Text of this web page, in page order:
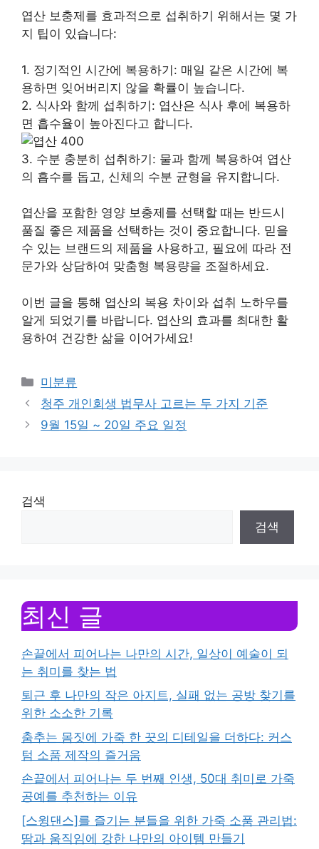
엽산 보충제를 효과적으로 섭취하기 위해서는 몇 가
지 팁이 있습니다:
1. 정기적인 시간에 복용하기: 매일 같은 시간에 복
용하면 잊어버리지 않을 확률이 높습니다.
2. 식사와 함께 섭취하기: 엽산은 식사 후에 복용하
면 흡수율이 높아진다고 합니다.
3. 수분 충분히 섭취하기: 물과 함께 복용하여 엽산
의 흡수를 돕고, 신체의 수분 균형을 유지합니다.
엽산을 포함한 영양 보충제를 선택할 때는 반드시
품질 좋은 제품을 선택하는 것이 중요합니다. 믿을
수 있는 브랜드의 제품을 사용하고, 필요에 따라 전
문가와 상담하여 맞춤형 복용량을 조절하세요.
이번 글을 통해 엽산의 복용 차이와 섭취 노하우를
알게 되었기를 바랍니다. 엽산의 효과를 최대한 활
용하여 건강한 삶을 이어가세요!
Categories
미분류
청주 개인회생 법무사 고르는 두 가지 기준
9월 15일 ~ 20일 주요 일정
검색
검색
최신 글
손끝에서 피어나는 나만의 시간, 일상이 예술이 되
는 취미를 찾는 법
퇴근 후 나만의 작은 아지트, 실패 없는 공방 찾기를
위한 소소한 기록
춤추는 몸짓에 가죽 한 끗의 디테일을 더하다: 커스
텀 소품 제작의 즐거움
손끝에서 피어나는 두 번째 인생, 50대 취미로 가죽
공예를 추천하는 이유
[스윙댄스]를 즐기는 분들을 위한 가죽 소품 관리법:
땀과 움직임에 강한 나만의 아이템 만들기